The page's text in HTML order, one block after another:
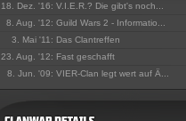
18. Dez. '16: V.I.E.R.? Die gibt's noch...
8. Aug. '12: Guild Wars 2 - Informatio...
3. Mai '11: Das Clantreffen
23. Aug. '12: Fast geschafft
8. Jun. '09: VIER-Clan legt wert auf Ä...